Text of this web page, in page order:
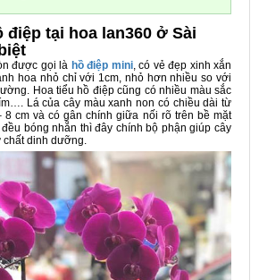
điệp tại hoa lan360 ở Sài
được gọi là hồ điệp mini, có vẻ đẹp xinh xắn
hoa nhỏ chỉ với 1cm, nhỏ hơn nhiều so với
Hoa tiểu hồ điệp cũng có nhiều màu sắc
Lá của cây màu xanh non có chiều dài từ
8 cm và có gân chính giữa nối rõ trên bề mặt
bóng nhẵn thì đây chính bộ phận giúp cây
chất dinh dưỡng.